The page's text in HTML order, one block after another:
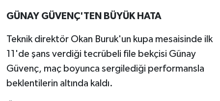
GÜNAY GÜVENÇ'TEN BÜYÜK HATA
Teknik direktör Okan Buruk'un kupa mesaisinde ilk
11'de şans verdiği tecrübeli file bekçisi Günay
Güvenç, maç boyunca sergilediği performansla
beklentilerin altında kaldı.